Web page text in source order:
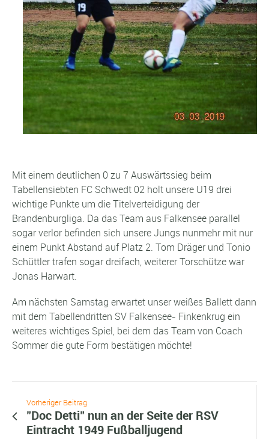
Mit einem deutlichen 0 zu 7 Auswärtssieg beim
Tabellensiebten FC Schwedt 02 holt unsere U19 drei
wichtige Punkte um die Titelverteidigung der
Brandenburgliga. Da das Team aus Falkensee parallel
sogar verlor befinden sich unsere Jungs nunmehr mit nur
einem Punkt Abstand auf Platz 2. Tom Dräger und Tonio
Schüttler trafen sogar dreifach, weiterer Torschütze war
Jonas Harwart.
Am nächsten Samstag erwartet unser weißes Ballett dann
mit dem Tabellendritten SV Falkensee- Finkenkrug ein
weiteres wichtiges Spiel, bei dem das Team von Coach
Sommer die gute Form bestätigen möchte!
Vorheriger Beitrag
"Doc Detti" nun an der Seite der RSV
Eintracht 1949 Fußballjugend